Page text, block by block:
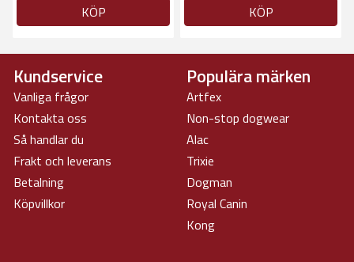
KÖP KÖP
Kundservice
Vanliga frågor
Kontakta oss
Så handlar du
Frakt och leverans
Betalning
Köpvillkor
Populära märken
Artfex
Non-stop dogwear
Alac
Trixie
Dogman
Royal Canin
Kong